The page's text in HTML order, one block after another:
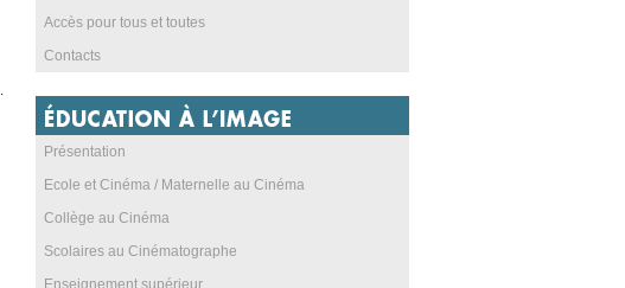
Accès pour tous et toutes
Contacts
Présentation
Ecole et Cinéma / Maternelle au Cinéma
Collège au Cinéma
Scolaires au Cinématographe
Enseignement supérieur